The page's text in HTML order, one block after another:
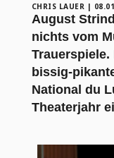
CHRIS LAUER |
August
nichts vom
bissig-
National du
Theaterjahr